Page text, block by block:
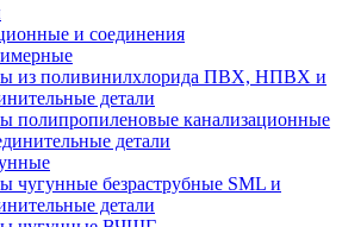
и соединения
из поливинилхлорида ПВХ, НПВХ и
детали
полипропиленовые канализационные
детали
чугунные безраструбные SML и
детали